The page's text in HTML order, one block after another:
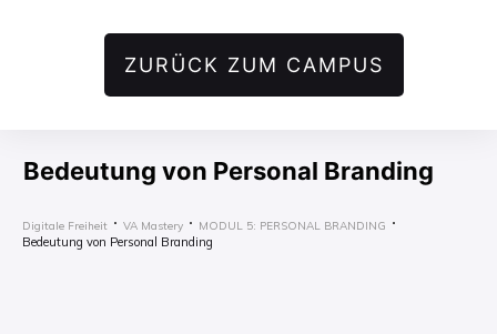
ZURÜCK ZUM CAMPUS
Bedeutung von Personal Branding
Digitale Freiheit VA Mastery MODUL 5: PERSONAL BRANDING
Bedeutung von Personal Branding